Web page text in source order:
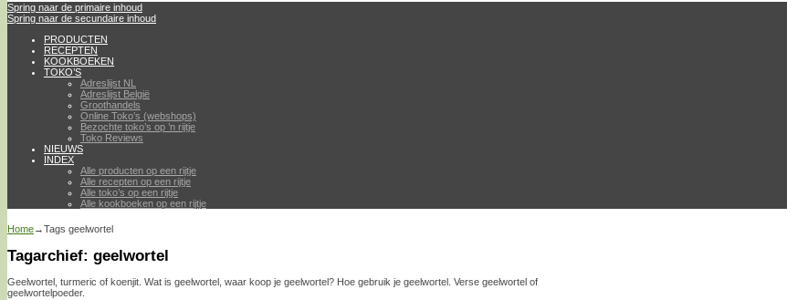
Spring naar de primaire inhoud
Spring naar de secundaire inhoud
PRODUCTEN
RECEPTEN
KOOKBOEKEN
TOKO’S
Adreslijst NL
Adreslijst België
Groothandels
Online Toko’s (webshops)
Bezochte toko’s op ’n rijtje
Toko Reviews
NIEUWS
INDEX
Alle producten op een rijtje
Alle recepten op een rijtje
Alle toko’s op een rijtje
Alle kookboeken op een rijtje
Home→Tags geelwortel
Tagarchief: geelwortel
Geelwortel, turmeric of koenjit. Wat is geelwortel, waar koop je geelwortel? Hoe gebruik je geelwortel. Verse geelwortel of
geelwortelpoeder.